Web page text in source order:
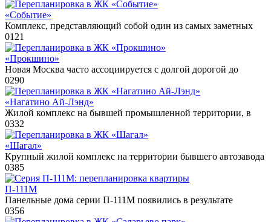
«Событие»
Комплекс, представляющий собой один из самых заметных
0121
«Прокшино»
Новая Москва часто ассоциируется с долгой дорогой до
0290
«Нагатино Ай-Лэнд»
Жилой комплекс на бывшей промышленной территории, в
0332
«Шагал»
Крупный жилой комплекс на территории бывшего автозавода
0385
П-111М
Панельные дома серии П-111М появились в результате
0356